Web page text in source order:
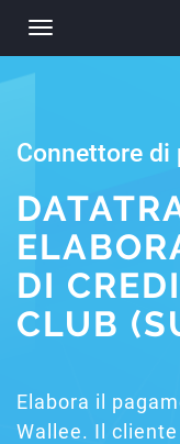
Toggle
navigation
Connettore di
DI
CLUB
Elabora il
Wallee. Il